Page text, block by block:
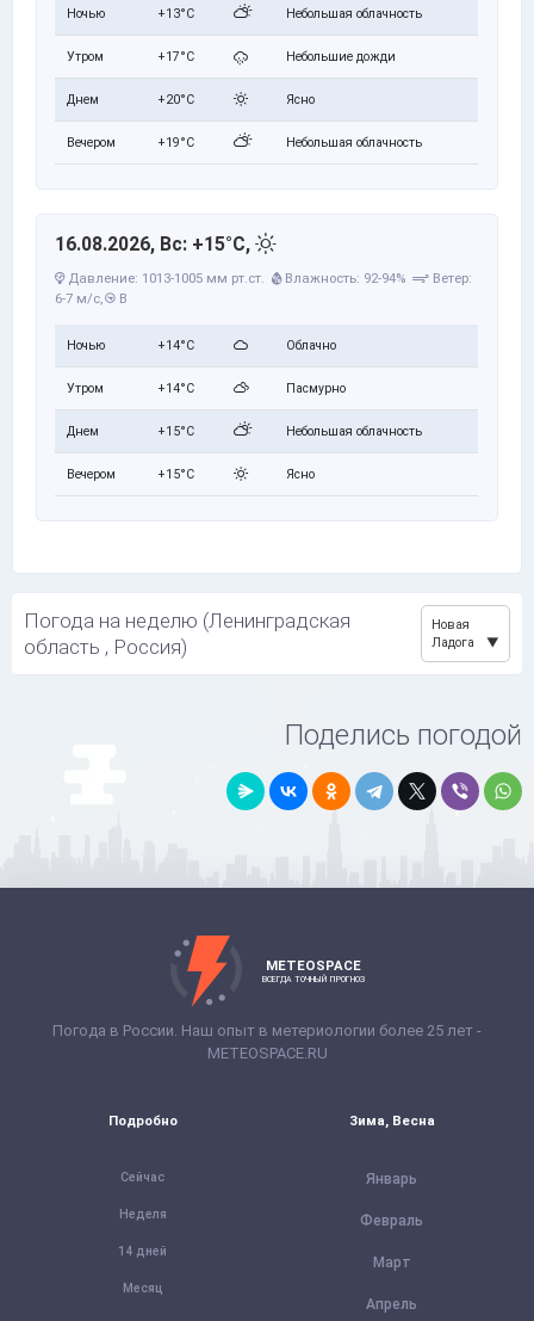
Ночью +13°C Небольшая облачность
Утром +17°C Небольшие дожди
Днем +20°C Ясно
Вечером +19°C Небольшая облачность
16.08.2026, Вс: +15°C,
Давление: 1013-1005 мм рт.ст. Влажность: 92-94%
Ветер:
6-7 м/с,
В
Ночью +14°C Облачно
Утром +14°C Пасмурно
Днем +15°C Небольшая облачность
Вечером +15°C Ясно
Погода на неделю (Ленинградская
область , Россия)
Новая
Ладога
Поделись погодой
METEOSPACE
ВСЕГДА ТОЧНЫЙ ПРОГНОЗ
Погода в России. Наш опыт в метериологии более 25 лет -
METEOSPACE.RU
Подробно
Сейчас
Неделя
14 дней
Месяц
Зима, Весна
Январь
Февраль
Март
Апрель